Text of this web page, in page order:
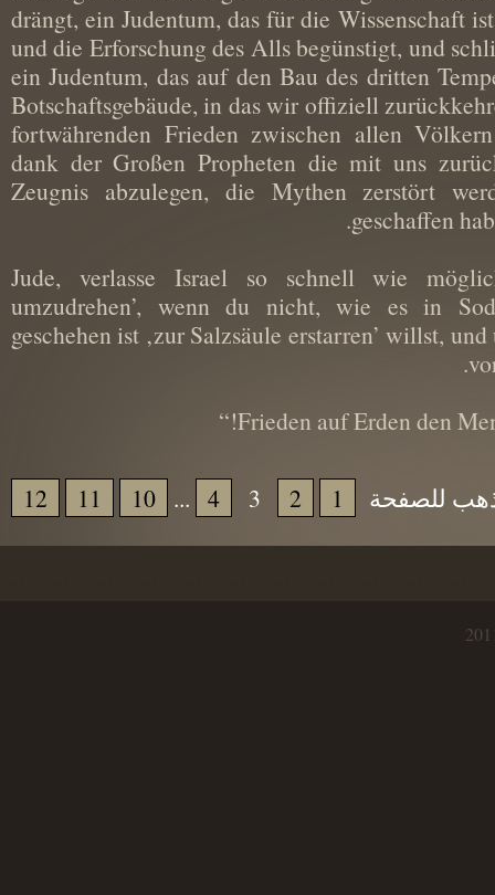
drängt, ein Judentum, das für die
und die Erforschung des Alls begünstigt, und
ein Judentum, das auf den Bau des dritten
Botschaftsgebäude, in das wir offiziell
fortwährenden Frieden zwischen allen
dank der Großen Propheten die mit uns
Zeugnis abzulegen, die Mythen zerstört
geschaffen
Jude, verlasse Israel so schnell wie
umzudrehen’, wenn du nicht, wie es in
geschehen ist ‚zur Salzsäule erstarren’ willst,
Frieden auf Erden den
للصفحة ...
10
12